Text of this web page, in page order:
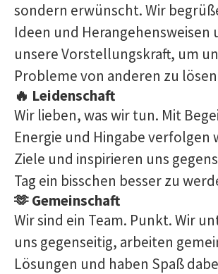
sondern erwünscht. Wir
Ideen und Herangehensweisen
unsere Vorstellungskraft, um
Probleme von anderen zu
🔥 Leidenschaft
Wir lieben, was wir tun. Mit
Energie und Hingabe verfolgen
Ziele und inspirieren uns
Tag ein bisschen besser zu
🫶 Gemeinschaft
Wir sind ein Team. Punkt. Wir
uns gegenseitig, arbeiten
Lösungen und haben Spaß